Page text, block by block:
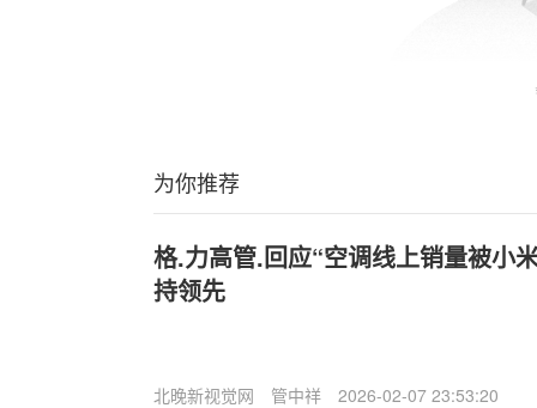
为你推荐
格.力高管.回应“空调线上销量被小
持领先
北晚新视觉网 管中祥 2026-02-07 23:53:20